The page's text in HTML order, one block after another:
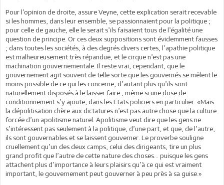
Pour l’opinion de droite, assure Veyne, cette explication serait recevable
si les hommes, dans leur ensemble, se passionnaient pour la politique ;
pour celle de gauche, elle le serait s’ils faisaient tous de l’égalité une
question de principe. Or ces deux suppositions sont évidemment fausses
; dans toutes les sociétés, à des degrés divers certes, l’apathie politique
est malheureusement très répandue, et le cirque n’est pas une
machination gouvernementale. Il reste vrai, cependant, que le
gouvernement agit souvent de telle sorte que les gouvernés se mêlent le
moins possible de ce qui les concerne, d’autant plus qu’ils sont
naturellement disposés à le laisser faire ; même si une dose de
conditionnement s’y ajoute, dans les Etats policiers en particulier. «Mais
la dépolitisation chère aux dictatures n’est pas autre chose que la culture
forcée d’un apolitisme naturel. Apolitisme veut dire que les gens ne
s’intéressent pas seulement à la politique, d’une part, et que, de l’autre,
ils sont gouvernables et se laissent gouverner. Le proverbe souligne
cruellement qu’un des deux camps, celui des dirigeants, tire un plus
grand profit que l’autre de cette nature des choses… puisque les gens
attachent plus d’importance à leurs plaisirs qu’à ce qui est vraiment
important, le gouvernement peut gouverner à peu près à sa guise.»